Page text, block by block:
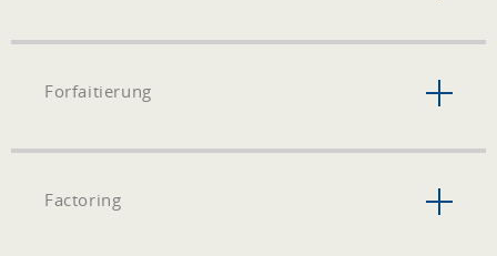
Forfaitierung
Factoring